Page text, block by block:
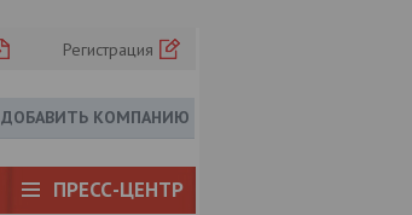
Регистрация
ДОБАВИТЬ КОМПАНИЮ
ПРЕСС-ЦЕНТР